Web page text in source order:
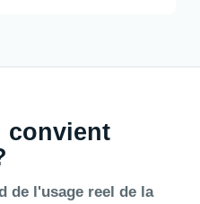
convient
de l'usage reel de la